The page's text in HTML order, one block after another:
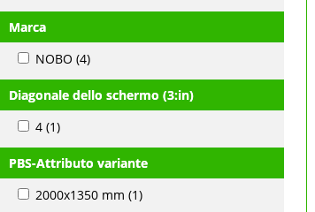
Marca
NOBO (4)
Diagonale dello schermo (3:in)
4 (1)
PBS-Attributo variante
2000x1350 mm (1)